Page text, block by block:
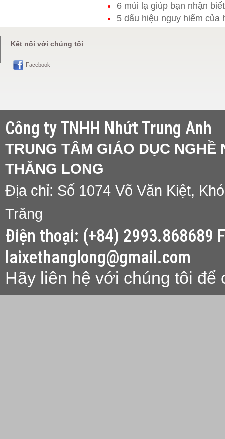
6 mùi lạ giúp bạn nhận
5 dấu hiệu nguy hiểm của
Kết nối với chúng tôi
Facebook
Công ty TNHH Nhứt Trung Anh
TRUNG TÂM GIÁO DỤC
THĂNG LONG
Địa chỉ: Số 1074 Võ Văn Kiệt,
Trăng
Điện thoại: (+84) 2993.868689
laixethanglong@gmail.com
Hãy liên hệ với chúng tôi để